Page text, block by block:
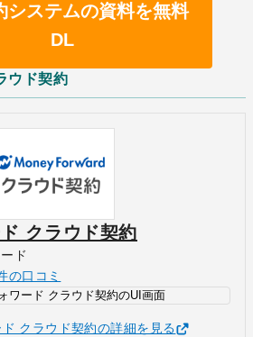
システムの資料を無料
DL
ウド契約
クラウド契約
ド
の口コミ
クラウド契約の詳細を見る